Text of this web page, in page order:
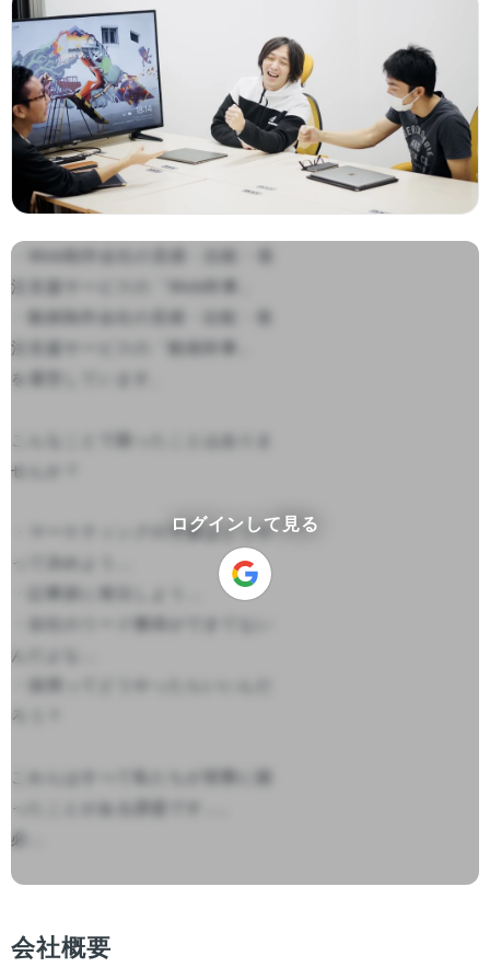
・Web制作会社の見積・比較・発
注支援サービスの「Web幹事」
注支援サービスの「動画幹事」
を運営しています。
せんか？
・マーケティングの予算はどうや
って決めよう…
んだよな…
ろう？
ったことがある課題です…。
必...
ログインして見る
会社概要